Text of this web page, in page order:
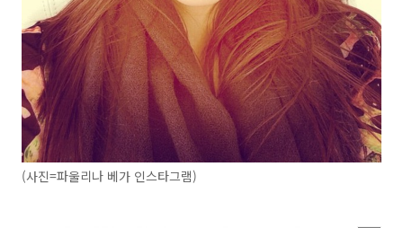
(사진=파울리나 베가 인스타그램)